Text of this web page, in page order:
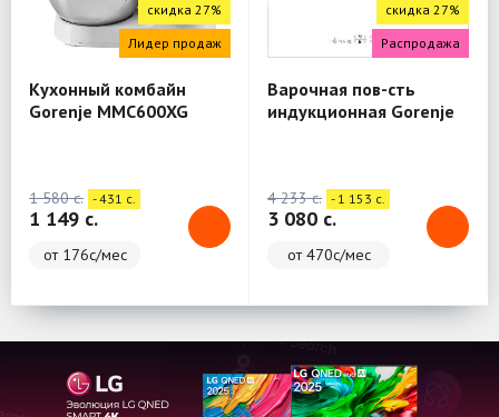
скидка 27%
Лидер продаж
Кухонный комбайн
Gorenje MMC600XG
1 580 c. - 431 c.
1 149 c.
от 176с/мес
скидка 27%
Распродажа
Варочная пов-сть
индукционная Gorenje
4 233 c. - 1 153 c.
3 080 c.
от 470с/мес